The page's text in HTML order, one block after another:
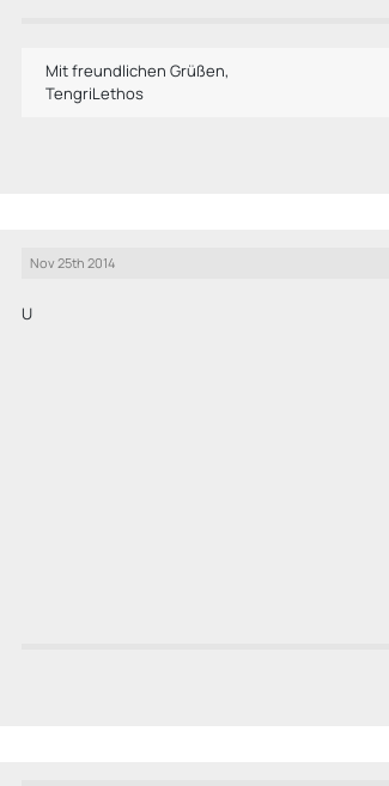
Mit freundlichen Grüßen,
TengriLethos
Nov 25th 2014
U